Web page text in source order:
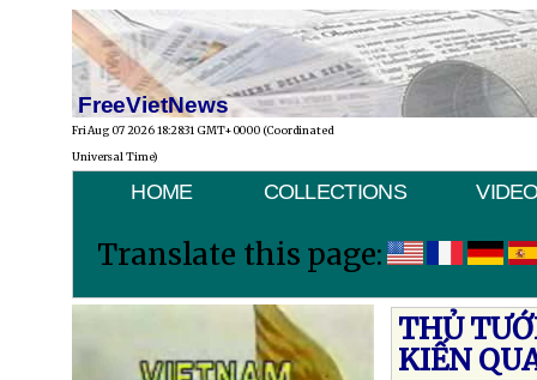
FreeVietNews
Fri Aug 07 2026 18:28:31 GMT+0000 (Coordinated
Universal Time)
HOME COLLECTIONS
Translate this page:
THỦ
KIẾN